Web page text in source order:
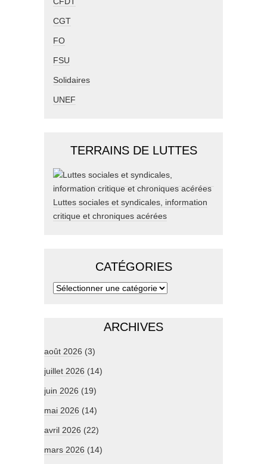
CGT
FO
FSU
Solidaires
UNEF
TERRAINS DE LUTTES
Luttes sociales et syndicales, information
critique et chroniques acérées
CATÉGORIES
ARCHIVES
août 2026 (3)
juillet 2026 (14)
juin 2026 (19)
mai 2026 (14)
avril 2026 (22)
mars 2026 (14)